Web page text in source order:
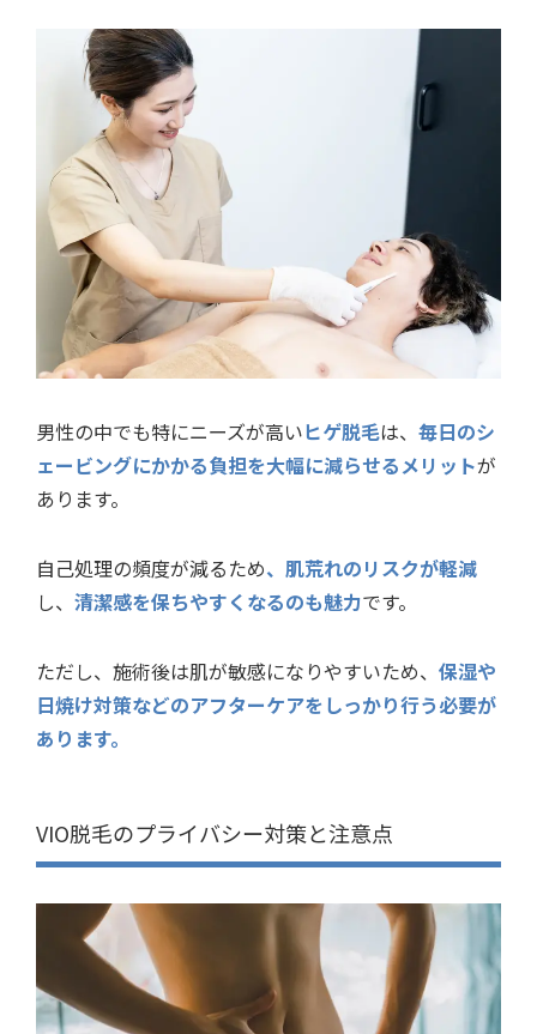
男性の中でも特にニーズが高いヒゲ脱毛は、 毎日のシ
ェービングにかかる負担を大幅に減らせるメリットが
あります。
自己処理の頻度が減るため、肌荒れのリスクが軽減
し、 清潔感を保ちやすくなるのも魅力です。
ただし、施術後は肌が敏感になりやすいため、 保湿や
日焼け対策などのアフターケアをしっかり行う必要が
あります。
VIO脱毛のプライバシー対策と注意点